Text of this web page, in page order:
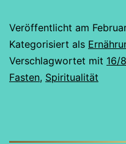
Veröffentlicht am
Kategorisiert als
Verschlagwortet mit 16/8
Fasten, Spiritualität